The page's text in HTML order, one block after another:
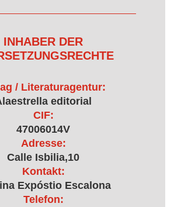
INHABER DER
/ Literaturagentur:
editorial
CIF:
47006014V
Adresse:
Calle Isbilia,10
Kontakt:
Expóstio Escalona
Telefon: